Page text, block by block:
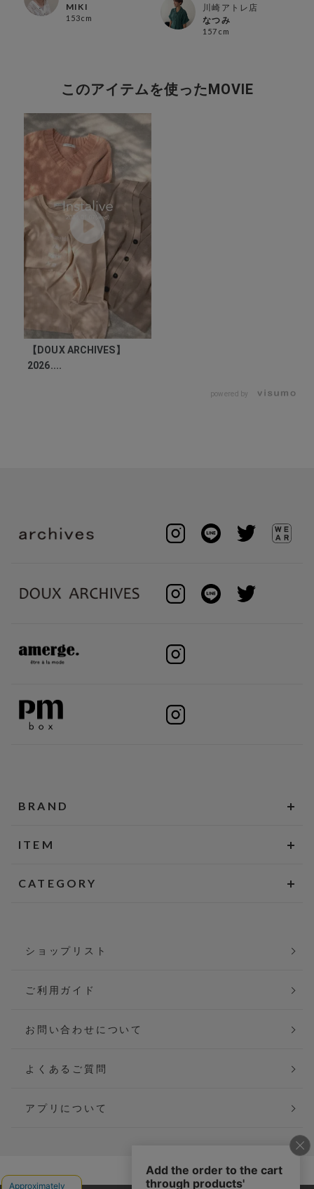
MIKI
153cm
川崎アトレ店
なつみ
157cm
このアイテムを使ったMOVIE
【DOUX ARCHIVES】
2026....
powered by
BRAND
ITEM
CATEGORY
ショップリスト
ご利用ガイド
お問い合わせについて
よくあるご質問
アプリについて